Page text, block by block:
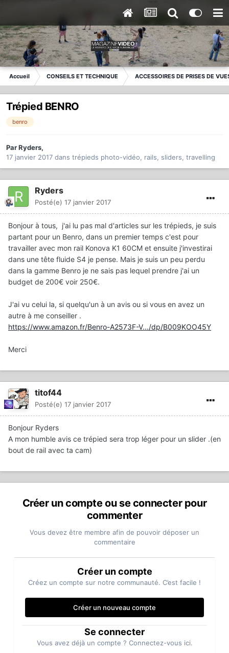
Accueil CONSEILS ET TECHNIQUE ACCESSOIRES DE PRISES DE
Trépied BENRO
benro
ParRyders,
17 janvier 2017 dans trépieds photo-vidéo, rails, sliders, travelling
Ryders
Posté(e) 17 janvier 2017
Bonjour à tous, j'ai lu pas mal d'articles sur les trépieds, je suis
partant pour un Benro, dans un premier temps c'est pour
travailler avec mon rail Konova K1 60CM et ensuite j'investirai
dans une tête fluide S4 je pense. Mais je suis un peu perdu
dans la gamme Benro je ne sais pas lequel prendre j'ai un
budget de 200€ voir 250€.
J'ai vu celui la, si quelqu'un à un avis ou si vous en avez un
autre à me conseiller .
https://www.amazon.fr/Benro-A2573F-V.../dp/B009KOO45Y
Merci
titof44
Posté(e) 17 janvier 2017
Bonjour Ryders
A mon humble avis ce trépied sera trop léger pour un slider .(en
bout de rail avec ta cam)
Créer un compte ou se connecter pour
commenter
Vous devez être membre afin de pouvoir déposer un
commentaire
Créer un compte
Créez un compte sur notre communauté. C’est facile !
Créer un nouveau compte
Se connecter
Vous avez déjà un compte ? Connectez-vous ici.